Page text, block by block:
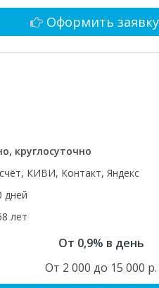
Оформить заявку
круглосуточно
КИВИ, Контакт, Яндекс
дней
лет
От 0,9% в день
От 2 000 до 15 000 р.